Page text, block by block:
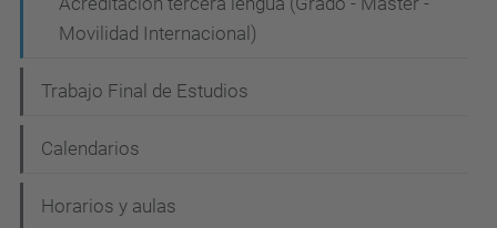
Movilidad Internacional)
Trabajo Final de Estudios
Calendarios
Horarios y aulas